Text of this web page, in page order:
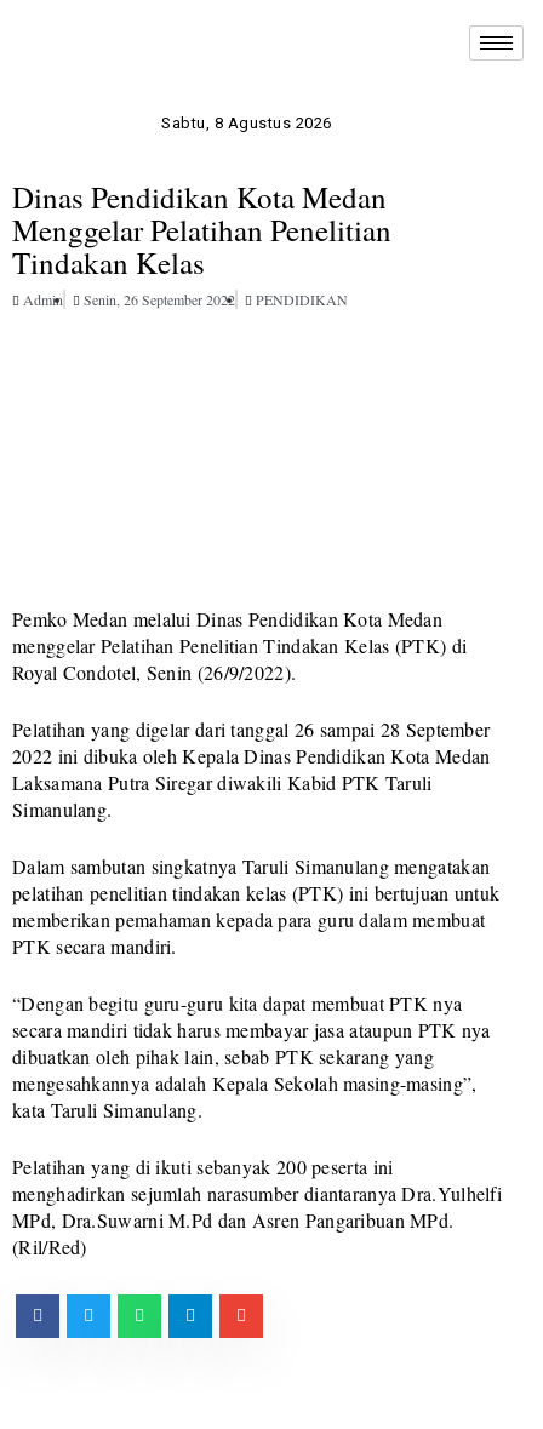
Sabtu, 8 Agustus 2026
Dinas Pendidikan Kota Medan
Menggelar Pelatihan Penelitian
Tindakan Kelas
Admin Senin, 26 September 2022 PENDIDIKAN
Pemko Medan melalui Dinas Pendidikan Kota Medan
menggelar Pelatihan Penelitian Tindakan Kelas (PTK) di
Royal Condotel, Senin (26/9/2022).
Pelatihan yang digelar dari tanggal 26 sampai 28 September
2022 ini dibuka oleh Kepala Dinas Pendidikan Kota Medan
Laksamana Putra Siregar diwakili Kabid PTK Taruli
Simanulang.
Dalam sambutan singkatnya Taruli Simanulang mengatakan
pelatihan penelitian tindakan kelas (PTK) ini bertujuan untuk
memberikan pemahaman kepada para guru dalam membuat
PTK secara mandiri.
“Dengan begitu guru-guru kita dapat membuat PTK nya
secara mandiri tidak harus membayar jasa ataupun PTK nya
dibuatkan oleh pihak lain, sebab PTK sekarang yang
mengesahkannya adalah Kepala Sekolah masing-masing”,
kata Taruli Simanulang.
Pelatihan yang di ikuti sebanyak 200 peserta ini
menghadirkan sejumlah narasumber diantaranya Dra.Yulhelfi
MPd, Dra.Suwarni M.Pd dan Asren Pangaribuan MPd.
(Ril/Red)